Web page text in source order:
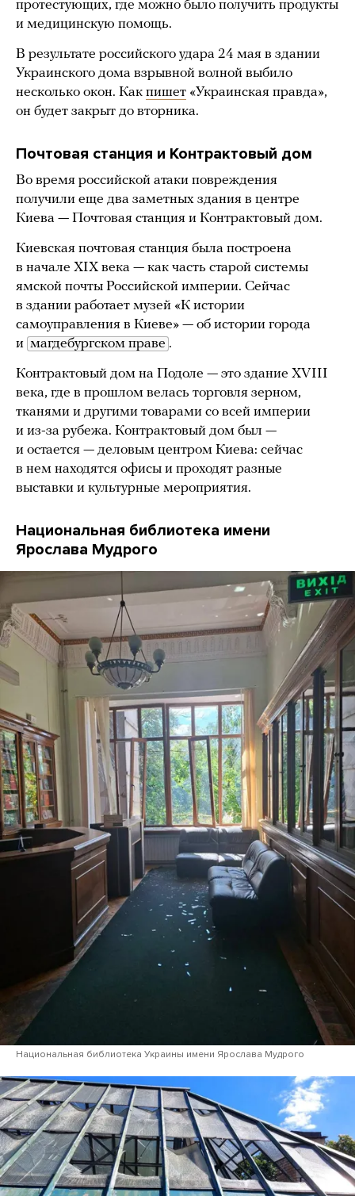
протестующих, где можно было получить продукты
и медицинскую помощь.
В результате российского удара 24 мая в здании
Украинского дома взрывной волной выбило
несколько окон. Как пишет «Украинская правда»,
он будет закрыт до вторника.
Почтовая станция и Контрактовый дом
Во время российской атаки повреждения
получили еще два заметных здания в центре
Киева — Почтовая станция и Контрактовый дом.
Киевская почтовая станция была построена
в начале XIX века — как часть старой системы
ямской почты Российской империи. Сейчас
в здании работает музей «К истории
самоуправления в Киеве» — об истории города
и магдебургском праве .
Контрактовый дом на Подоле — это здание XVIII
века, где в прошлом велась торговля зерном,
тканями и другими товарами со всей империи
и из-за рубежа. Контрактовый дом был —
и остается — деловым центром Киева: сейчас
в нем находятся офисы и проходят разные
выставки и культурные мероприятия.
Национальная библиотека имени
Ярослава Мудрого
Национальная библиотека Украины имени Ярослава Мудрого